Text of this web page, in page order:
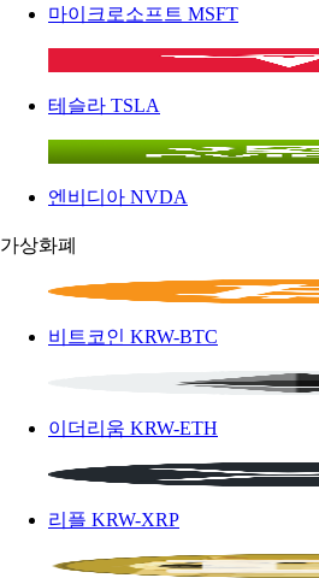
마이크로소프트 MSFT
테슬라 TSLA
엔비디아 NVDA
가상화폐
비트코인 KRW-BTC
이더리움 KRW-ETH
리플 KRW-XRP